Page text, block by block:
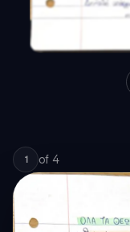
1 of 4